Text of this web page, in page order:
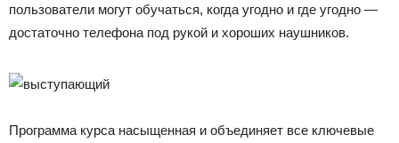
пользователи могут обучаться, когда угодно и где угодно —
достаточно телефона под рукой и хороших наушников.
Программа курса насыщенная и объединяет все ключевые